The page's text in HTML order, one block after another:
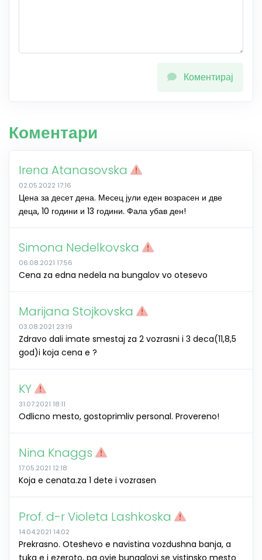
Коментирај
Коментари
Irena Atanasovska
02.05.2022 17:16
Цена за десет дена. Месец јули еден возрасен и две
деца, 10 години и 13 години. Фала убав ден!
Simona Nedelkovska
06.08.2021 17:56
Cena za edna nedela na bungalov vo otesevo
Marijana Stojkovska
03.08.2021 23:19
Zdravo dali imate smestaj za 2 vozrasni i 3 deca(11,8,5
god)i koja cena e ?
KY
31.07.2021 18:11
Odlicno mesto, gostoprimliv personal. Provereno!
Nina Knaggs
17.05.2021 12:18
Koja e cenata.za 1 dete i vozrasen
Prof. d-r Violeta Lashkoska
14.04.2021 14:02
Prekrasno. Oteshevo e navistina vozdushna banja, a
tuka e i ezeroto, pa ovie bungalovi se vistinsko mesto